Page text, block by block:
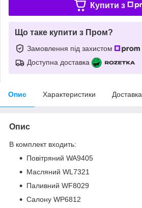
Купити з
Що таке купити з Пром?
Замовлення під захистом
Доступна доставка
Опис Характеристики Доставка
Опис
В комплект входить:
Повітряний WA9405
Масляний WL7321
Паливний WF8029
Салону WP6812